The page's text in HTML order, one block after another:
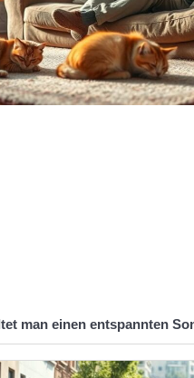
man einen entspannten